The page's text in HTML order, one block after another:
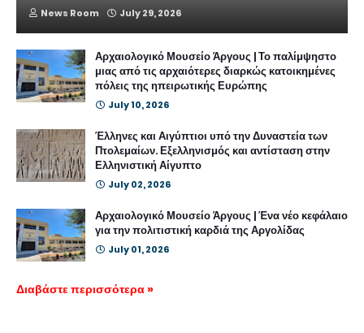
News Room July 29, 2026
Αρχαιολογικό Μουσείο Άργους | Το παλίμψηστο
μιας από τις αρχαιότερες διαρκώς κατοικημένες
πόλεις της ηπειρωτικής Ευρώπης
July 10, 2026
Έλληνες και Αιγύπτιοι υπό την Δυναστεία των
Πτολεμαίων. Εξελληνισμός και αντίσταση στην
Ελληνιστική Αίγυπτο
July 02, 2026
Αρχαιολογικό Μουσείο Άργους | Ένα νέο κεφάλαιο
για την πολιτιστική καρδιά της Αργολίδας
July 01, 2026
Διαβάστε περισσότερα »